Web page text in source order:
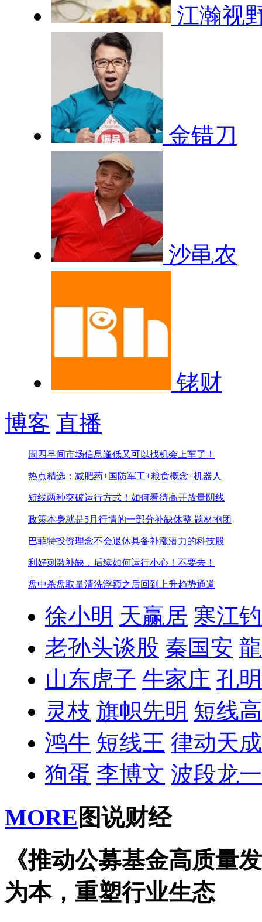
江瀚视
金错刀
沙黾农
铑财
博客 直播
周四早间市场信息逢低又可以找机会上车了！
热点精选：减肥药+国防军工+粮食概念+机器人
短线两种突破运行方式！ 如何看待高开放量阴线
政策本身就是5月行情的一部分补缺休整 题材抱团
巴菲特投资理念不会退休具备补涨潜力的科技股
利好刺激补缺，后续如何运行小心！不要去！
盘中杀盘取量清洗浮额之后回到上升趋势通道
徐小明 天赢居 寒江
老孙头谈股 秦国安
山东虎子 牛家庄 孔
灵枝 旗帜先明 短线
鸿牛 短线王 律动天成
狗蛋 李博文 波段龙一
MORE 图说财经
《推动公募基金高质量
为本，重塑行业生态